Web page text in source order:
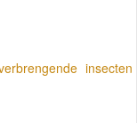
insecten